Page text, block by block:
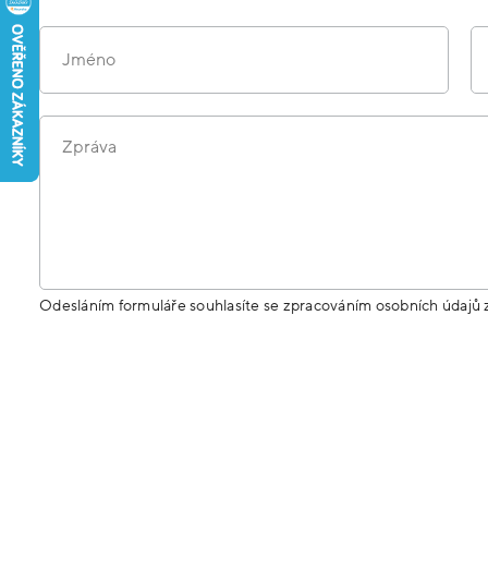
Jméno
Zpráva
Odesláním formuláře souhlasíte se zpracováním osobních údajů